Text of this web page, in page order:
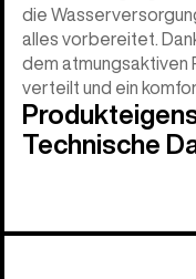
die
alles vorbereitet.
dem atmungsaktiven
verteilt und ein
Technische